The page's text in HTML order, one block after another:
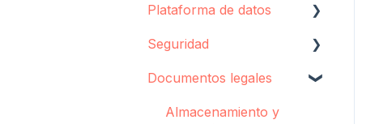
Configuración
Concepto
Consola de Criador
Alertas Pulse
Plataforma de datos
Agente de
Seguridad
Almacenamiento de
Documentos legales
Almacenamiento y